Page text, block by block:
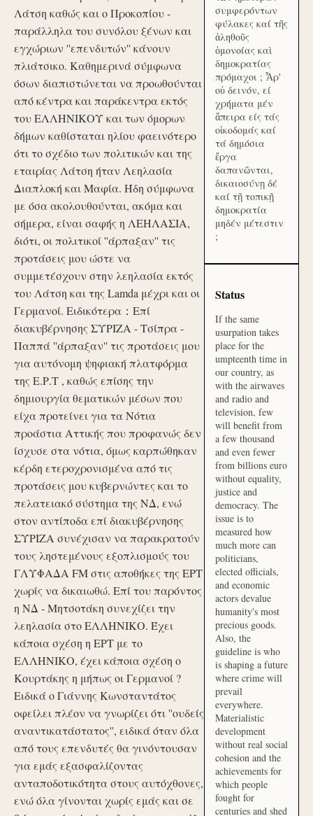
Λάτση καθώς και ο Προκοπίου -
παράλληλα του συνόλου ξένων και
εγχώριων ''επενδυτών'' κάνουν
πλιάτσικο. Καθημερινά σύμφωνα
όσων διαπιστώνεται να προωθούνται
από κέντρα και παράκεντρα εκτός
του ΕΛΛΗΝΙΚΟΥ και των όμορων
δήμων καθίσταται ηλίου φαεινότερο
ότι το σχέδιο των πολιτικών και της
εταιρίας Λάτση ήταν Λεηλασία
Διαπλοκή και Μαφία. Ήδη σύμφωνα
με όσα ακολουθούνται, ακόμα και
σήμερα, είναι σαφής η ΛΕΗΛΑΣΙΑ,
διότι, οι πολιτικοί ''άρπαξαν'' τις
προτάσεις μου ώστε να
συμμετέσχουν στην λεηλασία εκτός
του Λάτση και της Lamda μέχρι και οι
Γερμανοί. Ειδικότερα：Επί
διακυβέρνησης ΣΥΡΙΖΑ - Τσίπρα -
Παππά ''άρπαξαν'' τις προτάσεις μου
για αυτόνομη ψηφιακή πλατφόρμα
της Ε.Ρ.Τ , καθώς επίσης την
δημιουργία θεματικών μέσων που
είχα προτείνει για τα Νότια
προάστια Αττικής που προφανώς δεν
ίσχυσε στα νότια, όμως καρπώθηκαν
κέρδη ετεροχρονισμένα από τις
προτάσεις μου κυβερνώντες και το
πελατειακό σύστημα της ΝΔ, ενώ
στον αντίποδα επί διακυβέρνησης
ΣΥΡΙΖΑ συνέχισαν να παρακρατούν
τους ληστεμένους εξοπλισμούς του
ΓΛΥΦΑΔΑ FM στις αποθήκες της ΕΡΤ
χωρίς να δικαιωθώ. Επί του παρόντος
η ΝΔ - Μητσοτάκη συνεχίζει την
λεηλασία στο ΕΛΛΗΝΙΚΟ. Έχει
κάποια σχέση η ΕΡΤ με το
ΕΛΛΗΝΙΚΟ, έχει κάποια σχέση ο
Κουρτάκης η μήπως οι Γερμανοί ?
Ειδικά ο Γιάννης Κωνσταντάτος
οφείλει πλέον να γνωρίζει ότι ''ουδείς
αναντικατάστατος'', ειδικά όταν όλα
από τους επενδυτές θα γινόντουσαν
για εμάς εξασφαλίζοντας
ανταποδοτικότητα στους αυτόχθονες,
ενώ όλα γίνονται χωρίς εμάς και σε
συμφερόντων
φύλακες καί τῆς
ἀληθοῦς
ὁμονοίας καὶ
δημοκρατίας
πρόμαχοι ; Ἆρ'
οὐ δεινόν, εί
χρήματα μέν
ἄπειρα είς τάς
οἰκοδομάς καί
τά δημόσια
ἔργα
δαπανῶνται,
δικαιοσύνῃ δέ
καί τῇ τοπικῇ
δημοκρατία
μηδέν μέτεστιν
;
Status
If the same
usurpation takes
place for the
umpteenth time in
our country, as
with the airwaves
and radio and
television, few
will benefit from
a few thousand
and even fewer
from billions euro
without equality,
justice and
democracy. The
issue is to
measured how
much more can
politicians,
elected officials,
and economic
actors devalue
humanity's most
precious goods.
Also, the
guideline is who
is shaping a future
where crime will
prevail
everywhere.
Materialistic
development
without real social
cohesion and the
achievements for
which people
fought for
centuries and shed